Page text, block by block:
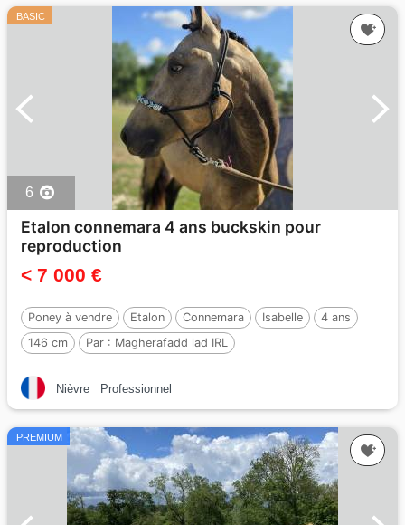
BASIC
6
Etalon connemara 4 ans buckskin pour
reproduction
< 7 000 €
Poney à vendre Etalon Connemara Isabelle
4 ans
146 cm
Par : Magherafadd lad IRL
Nièvre Professionnel
PREMIUM